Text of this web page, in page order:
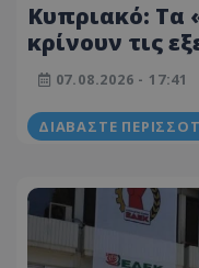
Κυπριακό: Τα
κρίνουν τις
διαφωνίες
συνάντηση
07.08.2026 - 17:41
ΔΙΑΒΆΣΤΕ